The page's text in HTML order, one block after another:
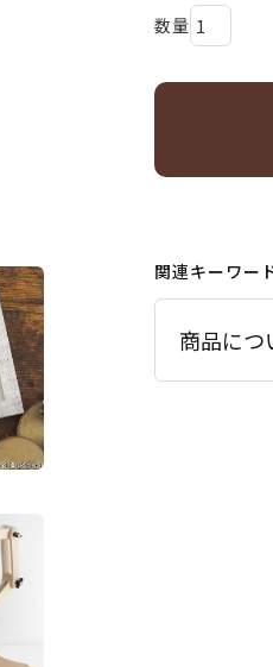
関連キーワー
商品につ